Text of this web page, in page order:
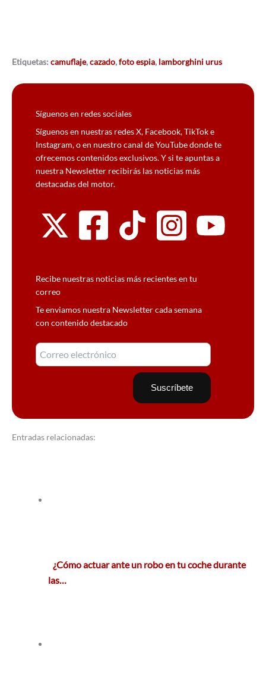
Etiquetas: camuflaje,cazado,foto espia, lamborghini urus
Síguenos en redes sociales
Síguenos en nuestras redes X, Facebook, TikTok e
Instagram, o en nuestro canal de YouTube donde te
ofrecemos contenidos exclusivos. Y si te apuntas a
nuestra Newsletter recibirás las noticias más
destacadas del motor.
Recibe nuestras noticias más recientes en tu
correo
Te enviamos nuestra Newsletter cada semana
con contenido destacado
Entradas relacionadas:
¿Cómo actuar ante un robo en tu coche durante
las…